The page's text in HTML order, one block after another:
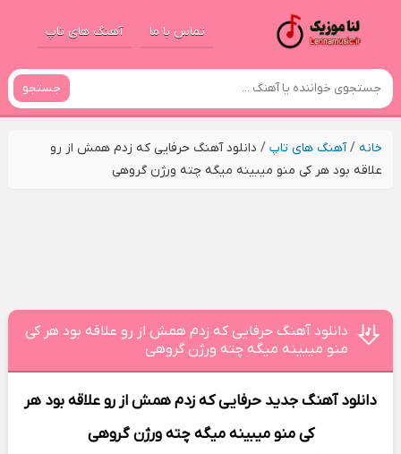
تماس با ما آهنگ های تاپ
جستجو
خانه/آهنگ های تاپ/ دانلود آهنگ حرفایی که زدم همش از رو
علاقه بود هر کی منو میبینه میگه چته ورژن گروهی
دانلود آهنگ حرفایی که زدم همش از رو علاقه بود هر کی
منو میبینه میگه چته ورژن گروهی
دانلود آهنگ جدید حرفایی که زدم همش از رو علاقه بود هر
کی منو میبینه میگه چته ورژن گروهی